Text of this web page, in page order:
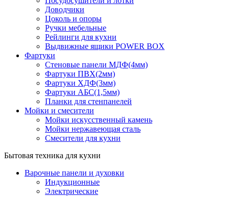
Доводчики
Цоколь и опоры
Ручки мебельные
Рейлинги для кухни
Выдвижные ящики POWER BOX
Фартуки
Стеновые панели МДФ(4мм)
Фартуки ПВХ(2мм)
Фартуки ХДФ(3мм)
Фартуки АБС(1,5мм)
Планки для стенпанелей
Мойки и смесители
Мойки искусственный камень
Мойки нержавеющая сталь
Смесители для кухни
Бытовая техника для кухни
Варочные панели и духовки
Индукционные
Электрические